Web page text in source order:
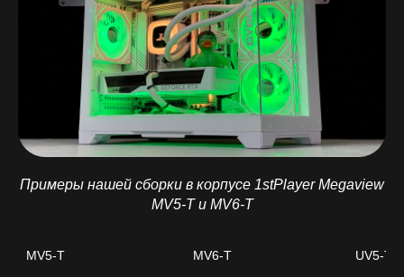
Примеры нашей сборки в корпусе 1stPlayer Megaview
MV5-T и MV6-T
MV5-T MV6-T UV5-T